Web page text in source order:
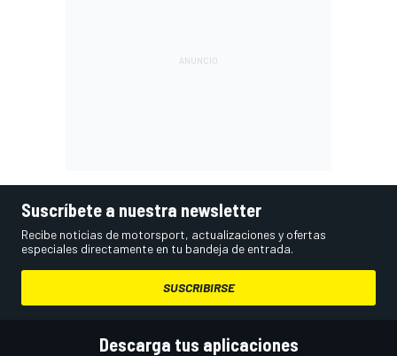
Suscríbete a nuestra newsletter
Recibe noticias de motorsport, actualizaciones y ofertas
especiales directamente en tu bandeja de entrada.
SUSCRIBIRSE
Descarga tus aplicaciones